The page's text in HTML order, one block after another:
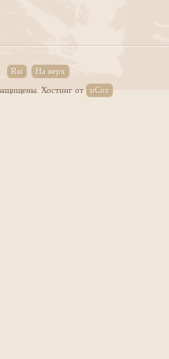
Rss На верх
Хостинг от uCoz